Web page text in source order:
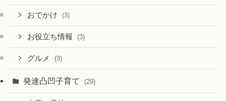
おでかけ (3)
お役立ち情報 (3)
グルメ (3)
発達凸凹子育て (29)